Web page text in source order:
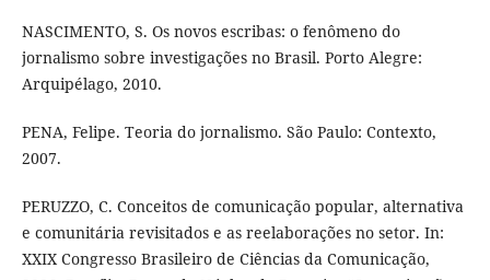
NASCIMENTO, S. Os novos escribas: o fenômeno do
jornalismo sobre investigações no Brasil. Porto Alegre:
Arquipélago, 2010.
PENA, Felipe. Teoria do jornalismo. São Paulo: Contexto,
2007.
PERUZZO, C. Conceitos de comunicação popular, alternativa
e comunitária revisitados e as reelaborações no setor. In:
XXIX Congresso Brasileiro de Ciências da Comunicação,